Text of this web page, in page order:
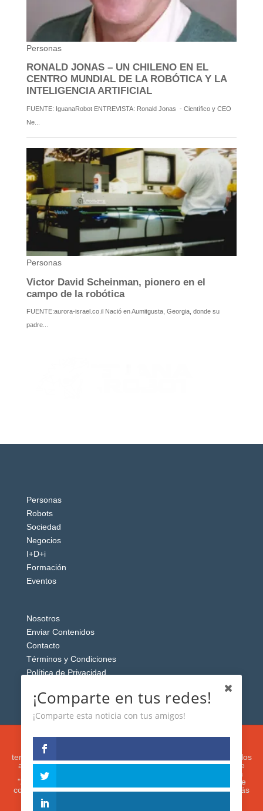
Personas
Robots
Sociedad
Negocios
I+D+i
Formación
Eventos
Nosotros
Enviar Contenidos
Contacto
Términos y Condiciones
Política de Privacidad
Esta web usa cookies analíticas y publicitarias (propias y de
terceros) para analizar el tráfico y personalizar el contenido y los
anuncios que le mostremos de acuerdo con su navegación e
intereses, buscando así mejorar su experiencia. Si presiona
"Aceptar" o continúa navegando, acepta su utilización. Puede
configurar o rechazar su uso presionando "Configuración". Más
¡Comparte en tus redes!
¡Comparte esta noticia con tus amigos!